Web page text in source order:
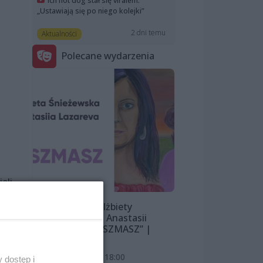
„Ustawiają się po niego kolejki”
Aktualności 2 dni temu
Polecane wydarzenia
Wystawa Elżbiety
Śnieżewskiej i Anastasii
Lazarevej „MISZMASZ” |
7 sierpnia 2026, 18:00
dostęp i